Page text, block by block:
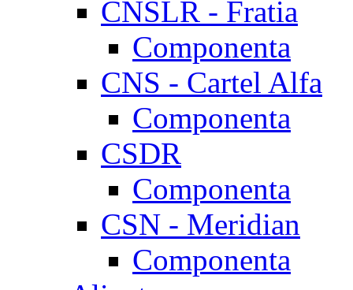
CNSLR - Fratia
Componenta
CNS - Cartel Alfa
Componenta
CSDR
Componenta
CSN - Meridian
Componenta